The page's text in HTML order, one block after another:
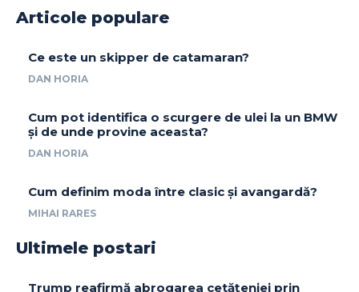
Articole populare
Ce este un skipper de catamaran?
DAN HORIA
Cum pot identifica o scurgere de ulei la un BMW
și de unde provine aceasta?
DAN HORIA
Cum definim moda între clasic și avangardă?
MIHAI RARES
Ultimele postari
Trump reafirmă abrogarea cetățeniei prin